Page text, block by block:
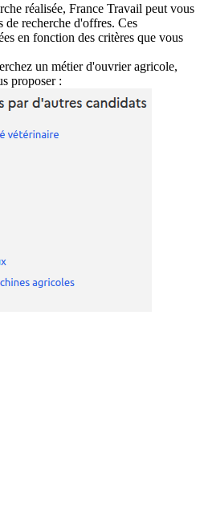
réalisée, France Travail peut vous
de recherche d'offres. Ces
en fonction des critères que vous
un métier d'ouvrier agricole,
proposer :